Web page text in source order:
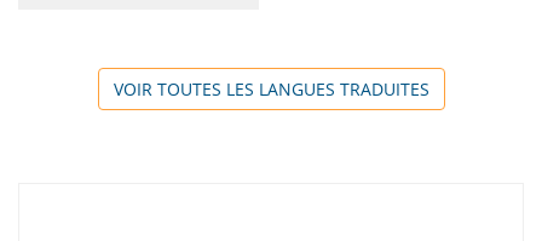
VOIR TOUTES LES LANGUES TRADUITES